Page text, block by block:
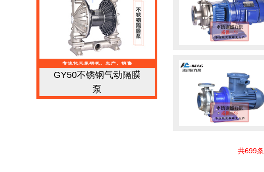
GY50不锈钢气动隔膜
泵
共699条